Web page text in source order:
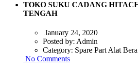
TOKO SUKU CADANG
TENGAH
January 24, 2020
Posted by: Admin
Category: Spare Part Alat
No Comments